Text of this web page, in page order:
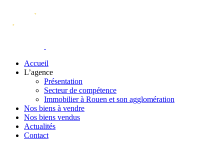
Accueil
L’agence
Présentation
Secteur de compétence
Immobilier à Rouen et son agglomération
Nos biens à vendre
Nos biens vendus
Actualités
Contact